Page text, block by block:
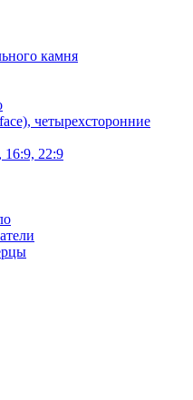
камня
четырехсторонние
22:9